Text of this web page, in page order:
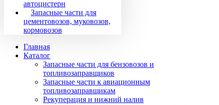
автоцистерн
Запасные части для
цементовозов, муковозов,
кормовозов
Главная
Каталог
Запасные части для бензовозов и
топливозаправщиков
Запасные части к авиационным
топливозаправщикам
Рекуперация и нижний налив